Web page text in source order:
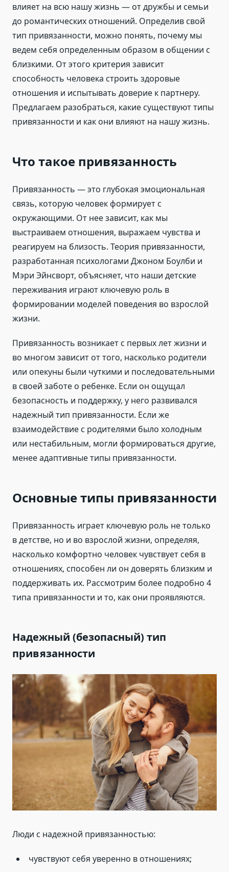
влияет на всю нашу жизнь — от дружбы и семьи
до романтических отношений. Определив свой
тип привязанности, можно понять, почему мы
ведем себя определенным образом в общении с
близкими. От этого критерия зависит
способность человека строить здоровые
отношения и испытывать доверие к партнеру.
Предлагаем разобраться, какие существуют типы
привязанности и как они влияют на нашу жизнь.
Что такое привязанность
Привязанность — это глубокая эмоциональная
связь, которую человек формирует с
окружающими. От нее зависит, как мы
выстраиваем отношения, выражаем чувства и
реагируем на близость. Теория привязанности,
разработанная психологами Джоном Боулби и
Мэри Эйнсворт, объясняет, что наши детские
переживания играют ключевую роль в
формировании моделей поведения во взрослой
жизни.
Привязанность возникает с первых лет жизни и
во многом зависит от того, насколько родители
или опекуны были чуткими и последовательными
в своей заботе о ребенке. Если он ощущал
безопасность и поддержку, у него развивался
надежный тип привязанности. Если же
взаимодействие с родителями было холодным
или нестабильным, могли формироваться другие,
менее адаптивные типы привязанности.
Основные типы привязанности
Привязанность играет ключевую роль не только
в детстве, но и во взрослой жизни, определяя,
насколько комфортно человек чувствует себя в
отношениях, способен ли он доверять близким и
поддерживать их. Рассмотрим более подробно 4
типа привязанности и то, как они проявляются.
Надежный (безопасный) тип
привязанности
Люди с надежной привязанностью:
чувствуют себя уверенно в отношениях;